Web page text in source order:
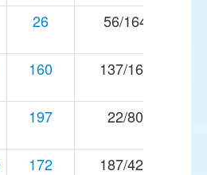
26 56/164
160 137/168
197 22/80
172
187/420